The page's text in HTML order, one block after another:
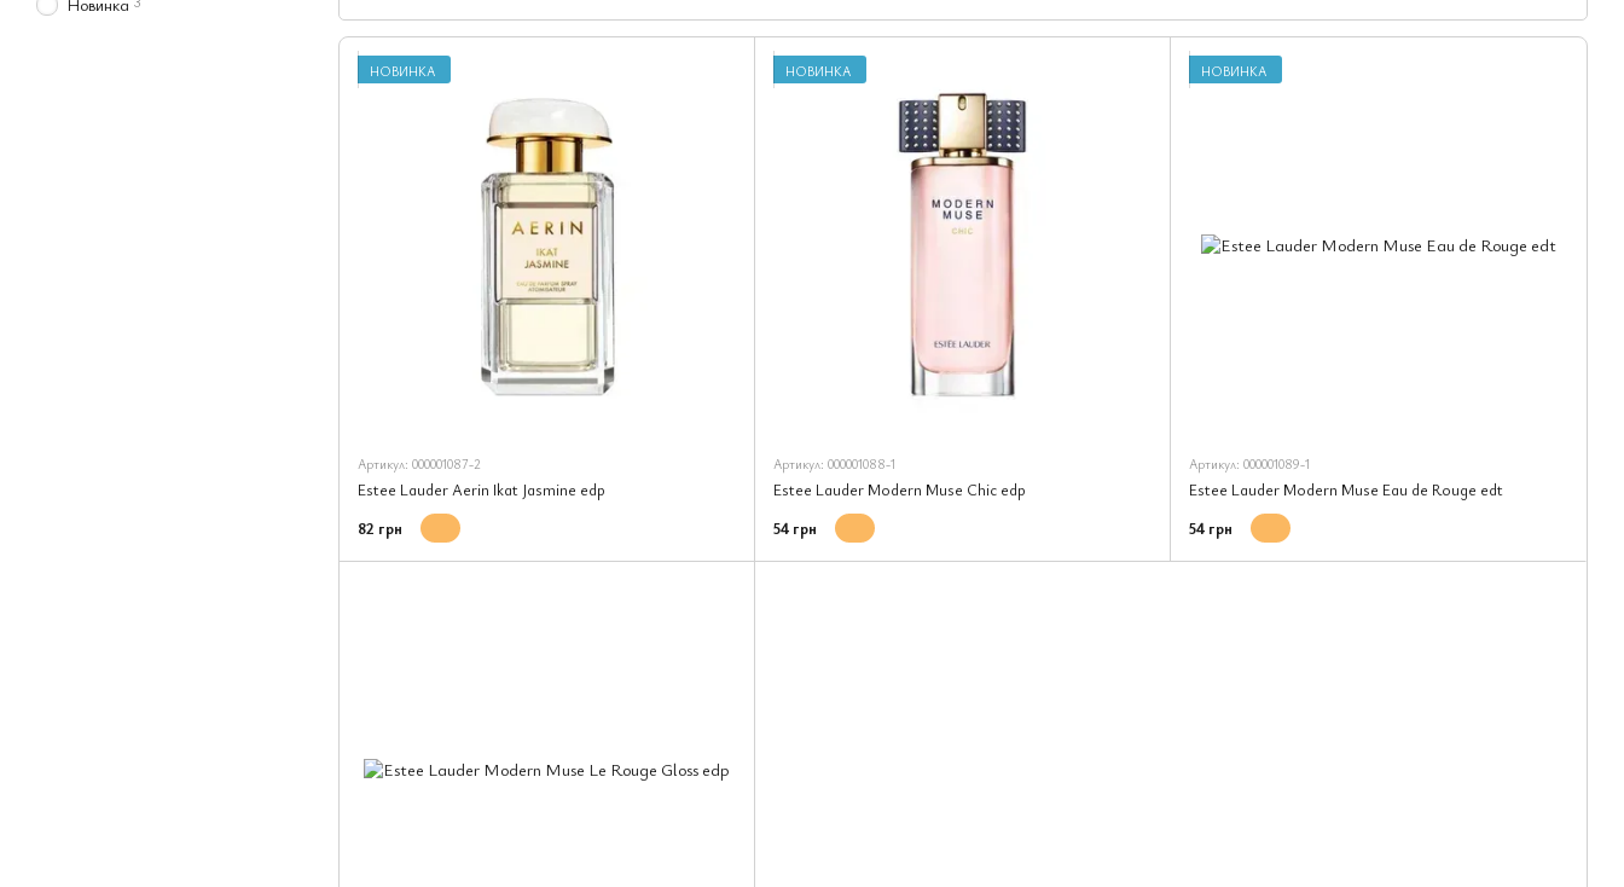
створював її дядько-хімік. Її допитливість, підприємницький дух і вміння розуміти бажання жінок допомогли
їй закласти фундамент бренду, що став легендою світової краси.
НОВИНКА
Артикул: 000001087-2
Estee Lauder Aerin Ikat Jasmine edp
82 грн
НОВИНКА
Артикул: 000001088-1
Estee Lauder Modern Muse Chic edp
54 грн
НОВИНКА
Артикул: 000001089-1
Estee Lauder Modern Muse Eau de Rouge edt
54 грн